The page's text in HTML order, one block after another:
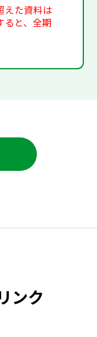
えた資料は
ると、全期
ンク